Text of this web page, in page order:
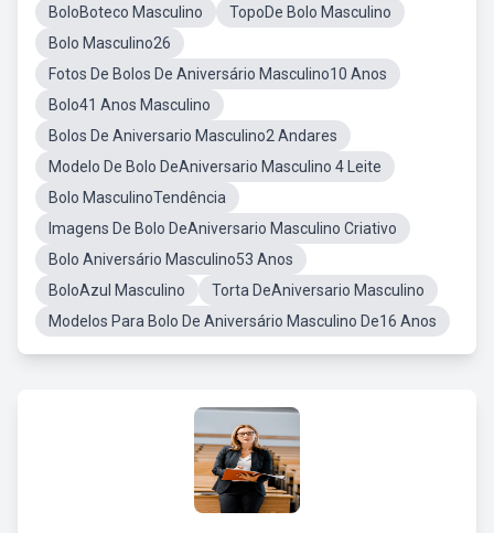
BoloBoteco Masculino
TopoDe Bolo Masculino
Bolo Masculino26
Fotos De Bolos De Aniversário Masculino10 Anos
Bolo41 Anos Masculino
Bolos De Aniversario Masculino2 Andares
Modelo De Bolo DeAniversario Masculino 4 Leite
Bolo MasculinoTendência
Imagens De Bolo DeAniversario Masculino Criativo
Bolo Aniversário Masculino53 Anos
BoloAzul Masculino
Torta DeAniversario Masculino
Modelos Para Bolo De Aniversário Masculino De16 Anos